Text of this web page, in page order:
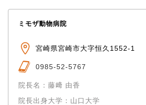
ミモザ動物病院
宮崎県宮崎市大字恒久1552-1
0985-52-5767
院長名：藤﨑 由香
院長出身大学：山口大学